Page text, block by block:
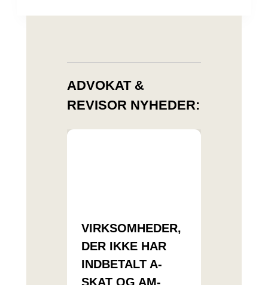
ADVOKAT &
REVISOR NYHEDER:
VIRKSOMHEDER,
DER IKKE HAR
INDBETALT A-
SKAT OG AM-